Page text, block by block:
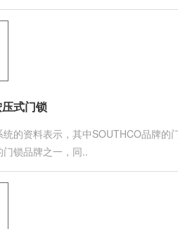
式门锁
的资料表示，其中SOUTHCO品牌的
门锁品牌之一，同..